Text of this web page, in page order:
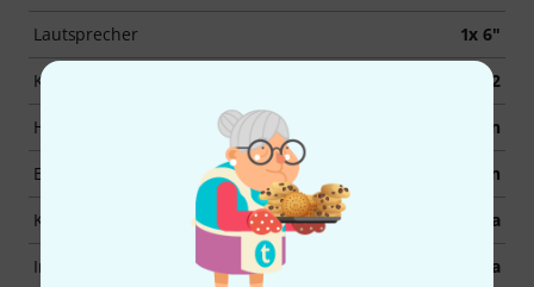
Lautsprecher 1x 6"
Kanäle 2
Hall Nein
Effekte Nein
Kopfhöreranschluss Ja
Inkl. Koffer / Gigbag Ja